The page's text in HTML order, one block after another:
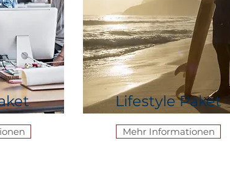
Lifestyle Paket
Mehr Informationen